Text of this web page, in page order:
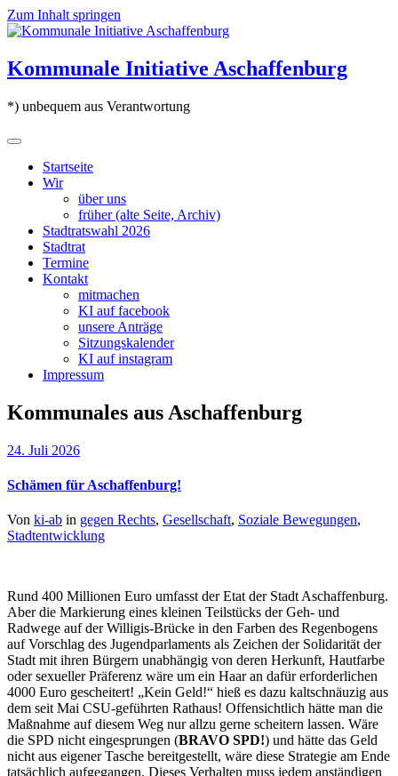
Zum Inhalt springen
Kommunale Initiative Aschaffenburg
*) unbequem aus Verantwortung
Startseite
Wir
über uns
früher (alte Seite, Archiv)
Stadtratswahl 2026
Stadtrat
Termine
Kontakt
mitmachen
KI auf facebook
unsere Anträge
Sitzungskalender
KI auf instagram
Impressum
Kommunales aus Aschaffenburg
24. Juli 2026
Schämen für Aschaffenburg!
Von ki-ab in gegen Rechts, Gesellschaft, Soziale Bewegungen,
Stadtentwicklung
Rund 400 Millionen Euro umfasst der Etat der Stadt Aschaffenburg.
Aber die Markierung eines kleinen Teilstücks der Geh- und
Radwege auf der Willigis-Brücke in den Farben des Regenbogens
auf Vorschlag des Jugendparlaments als Zeichen der Solidarität der
Stadt mit ihren Bürgern unabhängig von deren Herkunft, Hautfarbe
oder sexueller Präferenz wäre um ein Haar an dafür erforderlichen
4000 Euro gescheitert! „Kein Geld!“ hieß es dazu kaltschnäuzig aus
dem seit Mai CSU-geführten Rathaus! Offensichtlich hätte man die
Maßnahme auf diesem Weg nur allzu gerne scheitern lassen. Wäre
die SPD nicht eingesprungen (BRAVO SPD!) und hätte das Geld
nicht aus eigener Tasche bereitgestellt, wäre diese Strategie am Ende
tatsächlich aufgegangen. Dieses Verhalten muss jedem anständigen